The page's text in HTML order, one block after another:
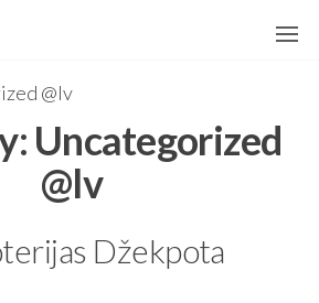
@lv
Uncategorized
@lv
Džekpota